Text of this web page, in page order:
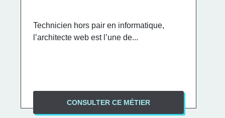
Technicien hors pair en informatique,
l’architecte web est l’une de...
CONSULTER CE MÉTIER